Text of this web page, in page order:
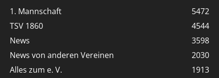
1. Mannschaft
5472
TSV 1860
4544
News
3598
News von anderen Vereinen
2030
Alles zum e. V.
1913